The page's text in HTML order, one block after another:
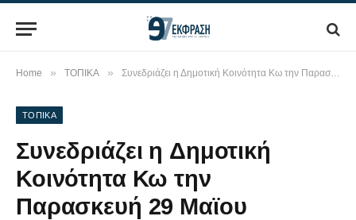
Home » ΤΟΠΙΚΑ » Συνεδριάζει η Δημοτική Κοινότητα Κω την Παρασκευή 29 Μαϊου
ΤΟΠΙΚΑ
Συνεδριάζει η Δημοτική
Κοινότητα Κω την
Παρασκευή 29 Μαϊου